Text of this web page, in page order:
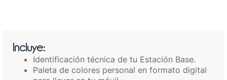
Incluye:
Identificación técnica de tu Estación Base.
Paleta de colores personal en formato digital